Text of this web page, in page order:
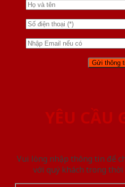
YÊU CẦU
Vui lòng nhập thông tin để
với quý khách trong